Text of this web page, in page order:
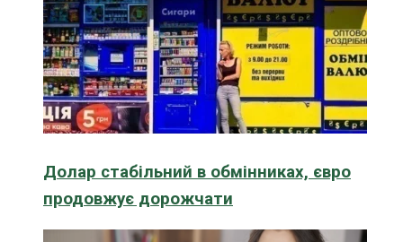
Долар стабільний в обмінниках, євро
продовжує дорожчати